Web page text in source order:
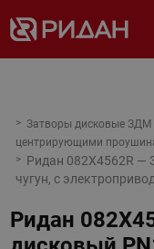
Затворы дисковые ЗДМ
центрирующими
Ридан 082X4562R —
чугун, с
Ридан